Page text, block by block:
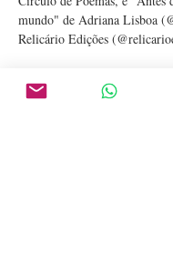
mundo" de Adriana Lisboa
Relicário Edições
é ler e conversar sobre dois